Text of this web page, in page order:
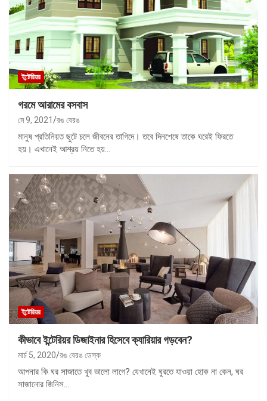
ইন্টেরিয়র
গরমে আরামের বসবাস
মে 9, 2021 রঙ বেরঙ
মানুষ প্রতিনিয়ত ছুটে চলে জীবনের তাগিদে। তবে দিনশেষে তাকে ঘরেই ফিরতে
হয়। এখানেই আশ্রয় নিতে হয়…
ইন্টেরিয়র
কীভাবে ইন্টেরিয়র ডিজাইনার হিসেবে ক্যারিয়ার গড়বেন?
মার্চ 5, 2020 রঙ বেরঙ ডেস্ক
আপনার কি ঘর সাজাতে খুব ভালো লাগে? যেখানেই ঘুরতে যাওয়া হোক না কেন, ঘর
সাজানোর জিনিস…